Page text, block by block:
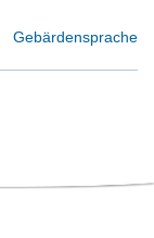
Gebärdensprache